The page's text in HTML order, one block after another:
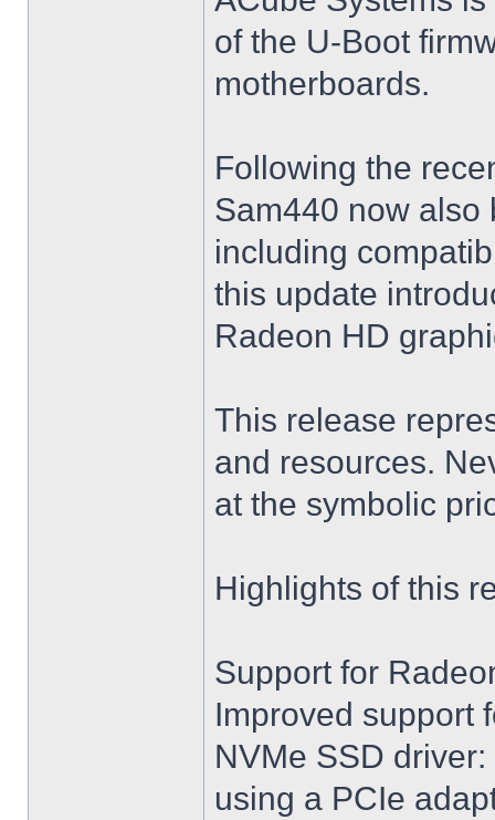
of the U-Boot
motherboards.
Following the
Sam440 now also
including
this update
Radeon HD
This release
and resources.
at the symbolic
Highlights of this
Support for
Improved support
NVMe SSD
using a PCIe